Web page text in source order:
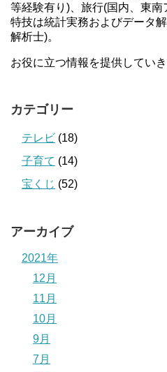
等経験有り)、旅行(国内、東南
特技は統計実務およびデータ
解析士)。
お役に立つ情報を提供していき
カテゴリー
テレビ (18)
子育て (14)
宝くじ (52)
アーカイブ
2021年
12月
11月
10月
9月
7月